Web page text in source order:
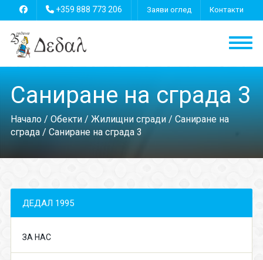
+359 888 773 206 Заяви оглед Контакти
Саниране на сграда 3
Начало/ Обекти/ Жилищни сгради/ Саниране на
сграда/ Саниране на сграда 3
ДЕДАЛ 1995
ЗА НАС